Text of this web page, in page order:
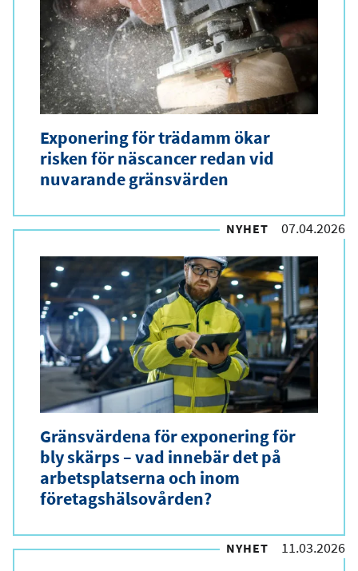
Exponering för trädamm ökar
risken för näscancer redan vid
nuvarande gränsvärden
NYHET 07.04.2026
Gränsvärdena för exponering för
bly skärps – vad innebär det på
arbetsplatserna och inom
företagshälsovården?
NYHET 11.03.2026